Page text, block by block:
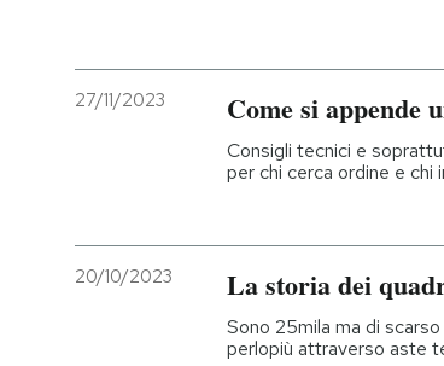
NEWSLETTER
I MIEI PREFERITI
27/11/2023 Come si appende
Consigli tecnici e
per chi cerca ordine e chi
20/10/2023 La storia dei
Sono 25mila ma di
perlopiù attraverso aste